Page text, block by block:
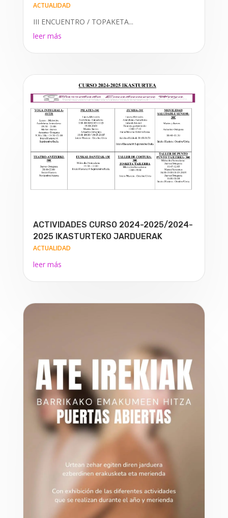
ACTUALIDAD
III ENCUENTRO / TOPAKETA...
leer más
ACTIVIDADES CURSO 2024-2025/2024-
2025 IKASTURTEKO JARDUERAK
ACTUALIDAD
leer más